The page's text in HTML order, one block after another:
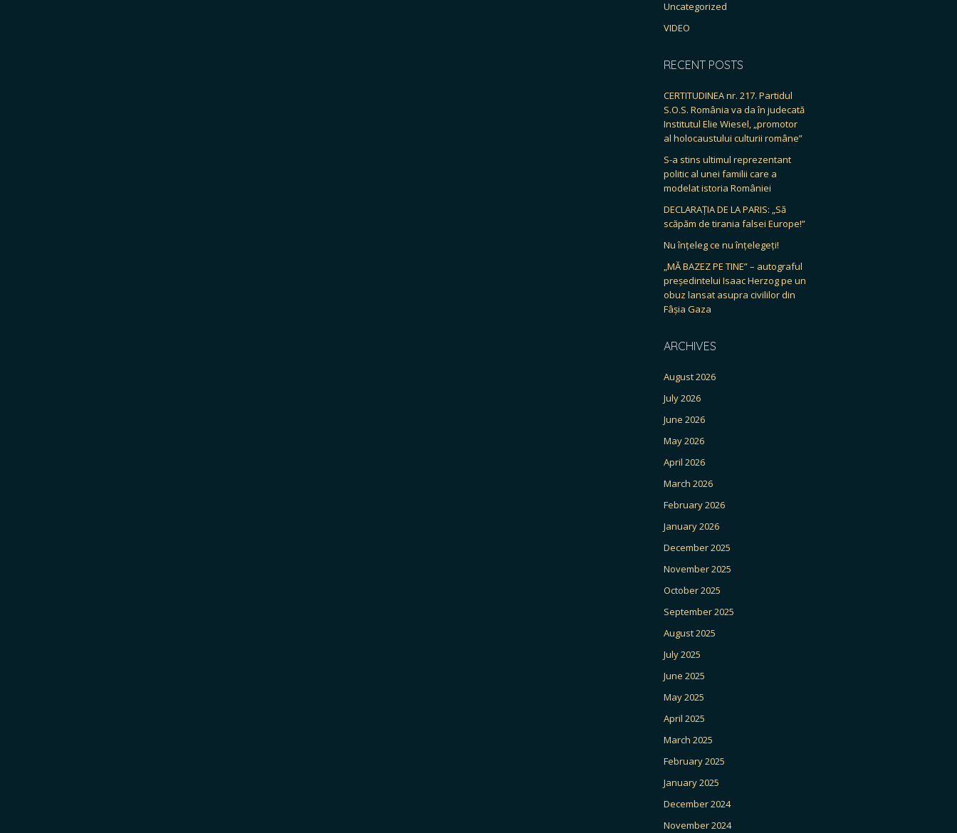
Uncategorized
VIDEO
RECENT POSTS
CERTITUDINEA nr. 217. Partidul
S.O.S. România va da în judecată
Institutul Elie Wiesel, „promotor
al holocaustului culturii române”
S-a stins ultimul reprezentant
politic al unei familii care a
modelat istoria României
DECLARAȚIA DE LA PARIS: „Să
scăpăm de tirania falsei Europe!”
Nu înțeleg ce nu înțelegeți!
„MĂ BAZEZ PE TINE” – autograful
președintelui Isaac Herzog pe un
obuz lansat asupra civililor din
Fâșia Gaza
ARCHIVES
August 2026
July 2026
June 2026
May 2026
April 2026
March 2026
February 2026
January 2026
December 2025
November 2025
October 2025
September 2025
August 2025
July 2025
June 2025
May 2025
April 2025
March 2025
February 2025
January 2025
December 2024
November 2024